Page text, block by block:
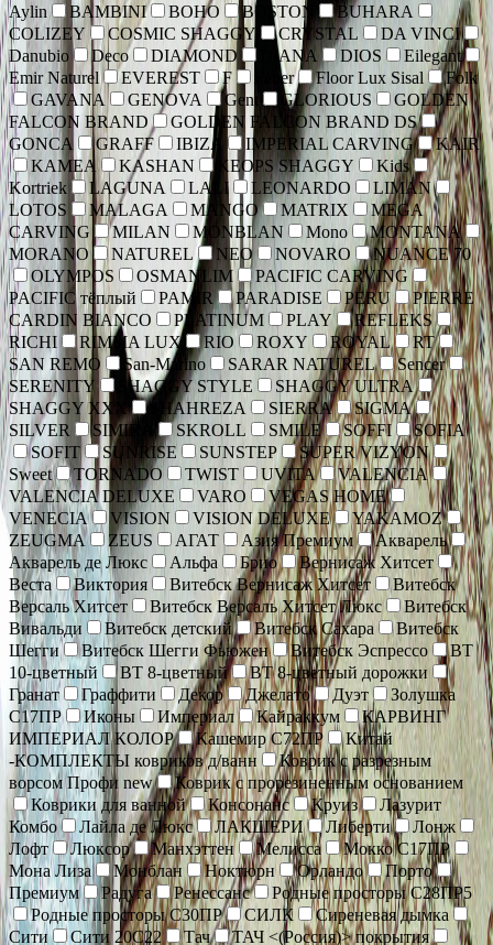
Aylin
BAMBINI BOHO BOSTON
BUHARA
COLIZEY
COSMIC SHAGGY CRYSTAL
DA VINCI
Danubio
Deco DIAMOND DIANA DIOS
Eilegant
Emir Naturel
EVEREST F Faber Floor Lux Sisal
Folk
GAVANA
GENOVA Gent GLORIOUS
GOLDEN
FALCON BRAND
GOLDEN FALCON BRAND DS
GONCA
GRAFF IBIZA IMPERIAL CARVING
KAIR
KAMEA
KASHAN KEOPS SHAGGY
Kids
Kortriek
LAGUNA LALI LEONARDO
LIMAN
LOTOS
MALAGA MANGO MATRIX
MEGA
CARVING
MILAN MONBLAN Mono
MONTANA
MORANO
NATUREL NEO NOVARO
NUANCE 70
OLYMPOS
OSMANLIM
PACIFIC CARVING
PACIFIC тёплый
PAMIR PARADISE PERU
PIERRE
CARDIN BIANCO
PLATINUM PLAY
REFLEKS
RICHI
RIMMA LUX RIO ROXY ROYAL
RT
SAN REMO
San-Marino SARAR NATUREL
Sencer
SERENITY
SHAGGY STYLE
SHAGGY ULTRA
SHAGGY XXX
SHAHREZA SIERRA
SIGMA
SILVER
SIMIRA SKROLL SMILE SOFFI
SOFIA
SOFIT
SUNRISE SUNSTEP
SUPER VIZYON
Sweet
TORNADO TWIST UVITA
VALENCIA
VALENCIA DELUXE
VARO
VEGAS HOME
VENECIA
VISION VISION DELUXE
YAKAMOZ
ZEUGMA
ZEUS АГАТ Азия Премиум
Акварель
Акварель де Люкс
Альфа Брио
Вернисаж Хитсет
Веста
Виктория Витебск Вернисаж Хитсет
Витебск
Версаль Хитсет
Витебск Версаль Хитсет Люкс
Витебск
Вивальди
Витебск детский Витебск Сахара
Витебск
Шегги
Витебск Шегги Фьюжен Витебск Эспрессо
ВТ
10-цветный
ВТ 8-цветный
ВТ 8-цветный дорожки
Гранат
Граффити Декор Джелато Дуэт
Золушка
С17ПР
Иконы Империал Кайраккум
КАРВИНГ
ИМПЕРИАЛ КОЛОР
Кашемир С72ПР
Китай
-КОМПЛЕКТЫ ковриков д/ванн
Коврик c разрезным
ворсом Профи new
Коврик с прорезиненным основанием
Коврики для ванной
Консонанс Круиз
Лазурит
Комбо
Лайла де Люкс ЛАКШЕРИ Либерти
Лонж
Лофт
Люксор Манхэттен Мелисса
Мокко С17ПР
Мона Лиза
Монблан Ноктюрн Орландо
Порто
Премиум
Радуга Ренессанс
Родные просторы С28ПР5
Родные просторы С30ПР
СИЛК
Сиреневая дымка
Сити
Сити 20С22 Тач ТАЧ <(Россия)> покрытия